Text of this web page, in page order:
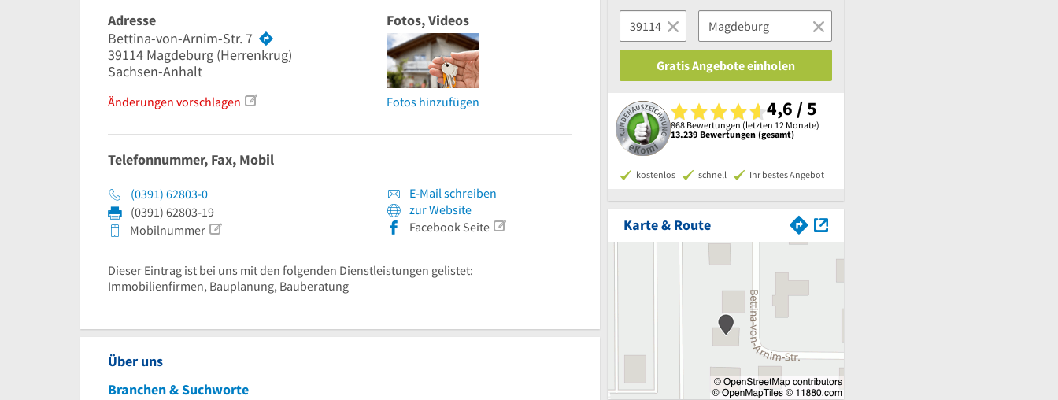
Adresse
Bettina-von-Arnim-Str. 7
39114 Magdeburg (Herrenkrug)
Sachsen-Anhalt
Änderungen vorschlagen
Fotos, Videos
Fotos hinzufügen
Telefonnummer, Fax, Mobil
(0391) 62803-0
(0391) 62803-19
Mobilnummer
E-Mail schreiben
zur Website
Facebook Seite
Dieser Eintrag ist bei uns mit den folgenden Dienstleistungen gelistet:
Immobilienfirmen, Bauplanung, Bauberatung
Über uns
Branchen & Suchworte
Gratis Angebote einholen
4,6 / 5
868 Bewertungen (letzten 12 Monate)
13.239 Bewertungen (gesamt)
kostenlos schnell Ihr bestes Angebot
Karte & Route